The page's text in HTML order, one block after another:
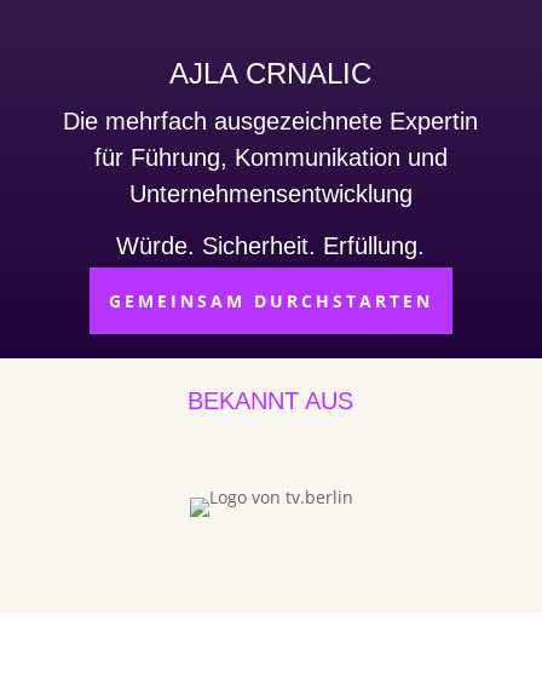
AJLA CRNALIC
Die mehrfach ausgezeichnete Expertin
für Führung, Kommunikation und
Unternehmensentwicklung
Würde. Sicherheit. Erfüllung.
GEMEINSAM DURCHSTARTEN
BEKANNT AUS